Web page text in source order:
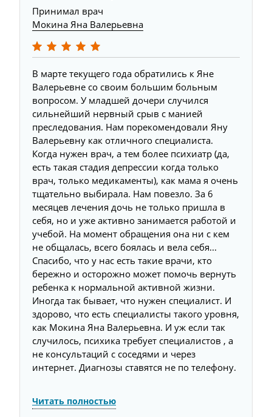
Принимал врач
Мокина Яна Валерьевна
В марте текущего года обратились к Яне
Валерьевне со своим большим больным
вопросом. У младшей дочери случился
сильнейший нервный срыв с манией
преследования. Нам порекомендовали Яну
Валерьевну как отличного специалиста.
Когда нужен врач, а тем более психиатр (да,
есть такая стадия депрессии когда только
врач, только медикаменты), как мама я очень
тщательно выбирала. Нам повезло. За 6
месяцев лечения дочь не только пришла в
себя, но и уже активно занимается работой и
учебой. На момент обращения она ни с кем
не общалась, всего боялась и вела себя...
Спасибо, что у нас есть такие врачи, кто
бережно и осторожно может помочь вернуть
ребенка к нормальной активной жизни.
Иногда так бывает, что нужен специалист. И
здорово, что есть специалисты такого уровня,
как Мокина Яна Валерьевна. И уж если так
случилось, психика требует специалистов , а
не консультаций с соседями и через
интернет. Диагнозы ставятся не по телефону.
Читать полностью